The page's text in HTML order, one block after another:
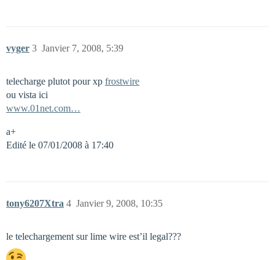
vyger Janvier 7, 2008, 5:39
3
telecharge plutot pour xp frostwire
ou vista ici
www.01net.com…
a+
Edité le 07/01/2008 à 17:40
tony6207Xtra Janvier 9, 2008, 10:35
4
le telechargement sur lime wire est’il legal???